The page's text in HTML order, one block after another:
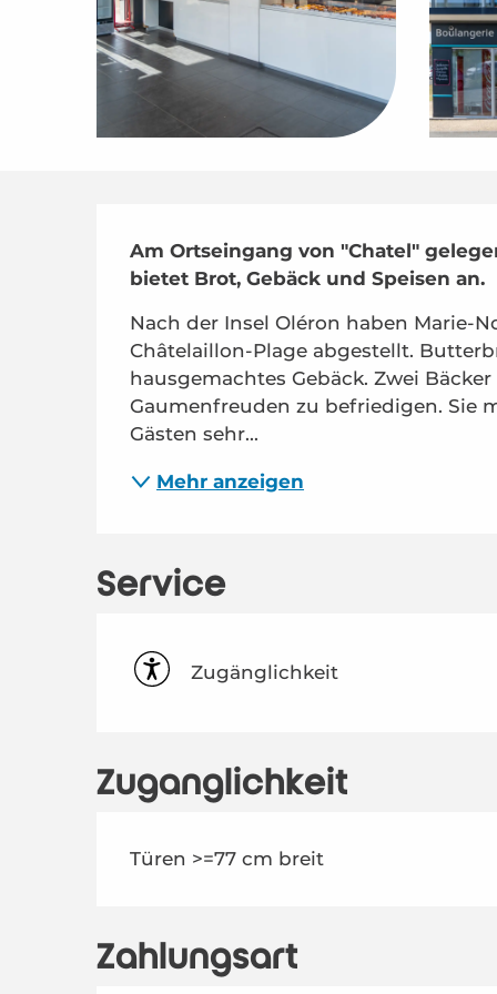
Beschreibung
Am Ortseingang von "Chatel"
bietet Brot, Gebäck und Speisen an.
Nach der Insel Oléron haben Marie-
Châtelaillon-Plage abgestellt.
hausgemachtes Gebäck. Zwei
Gaumenfreuden zu befriedigen. Sie
Gästen sehr...
Mehr anzeigen
Service
Zugänglichkeit
Zugänglichkeit
Türen >=77 cm breit
Zahlungsart